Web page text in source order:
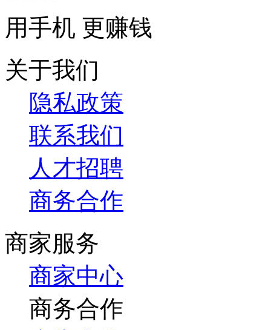
用手机 更赚钱
关于我们
隐私政策
联系我们
人才招聘
商务合作
商家服务
商家中心
商务合作